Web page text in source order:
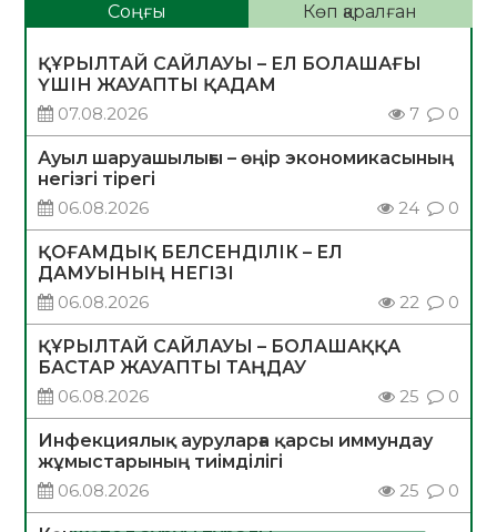
Соңғы Көп қаралған
ҚҰРЫЛТАЙ САЙЛАУЫ – ЕЛ БОЛАШАҒЫ
ҮШІН ЖАУАПТЫ ҚАДАМ
07.08.2026
7 0
Ауыл шаруашылығы – өңір экономикасының
негізгі тірегі
06.08.2026
24 0
ҚОҒАМДЫҚ БЕЛСЕНДІЛІК – ЕЛ
ДАМУЫНЫҢ НЕГІЗІ
06.08.2026
22 0
ҚҰРЫЛТАЙ САЙЛАУЫ – БОЛАШАҚҚА
БАСТАР ЖАУАПТЫ ТАҢДАУ
06.08.2026
25 0
Инфекциялық ауруларға қарсы иммундау
жұмыстарының тиімділігі
06.08.2026
25 0